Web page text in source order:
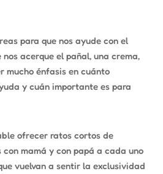
para que nos ayude con el
nos acerque el pañal, una crema,
mucho énfasis en cuánto
y cuán importante es para
ofrecer ratos cortos de
con mamá y con papá a cada uno
vuelvan a sentir la exclusividad